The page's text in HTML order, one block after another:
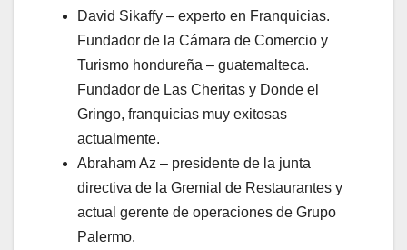
David Sikaffy – experto en Franquicias.
Fundador de la Cámara de Comercio y
Turismo hondureña – guatemalteca.
Fundador de Las Cheritas y Donde el
Gringo, franquicias muy exitosas
actualmente.
Abraham Az – presidente de la junta
directiva de la Gremial de Restaurantes y
actual gerente de operaciones de Grupo
Palermo.